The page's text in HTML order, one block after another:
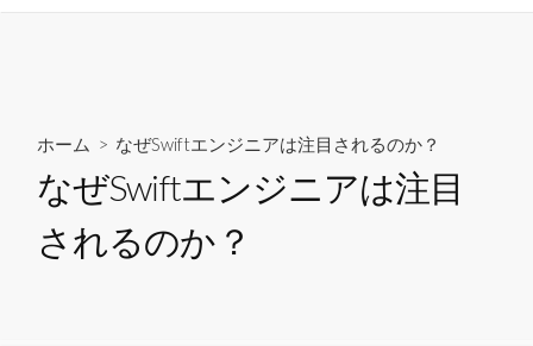
ス
ホーム > なぜSwiftエンジニアは注目されるのか？
なぜSwiftエンジニアは注目
されるのか？